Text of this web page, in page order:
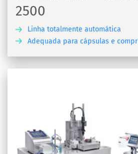
2500
Linha totalmente automática
Adequada para cápsulas e